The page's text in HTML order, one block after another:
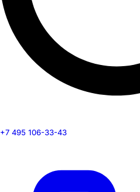
+7 495 106-33-43